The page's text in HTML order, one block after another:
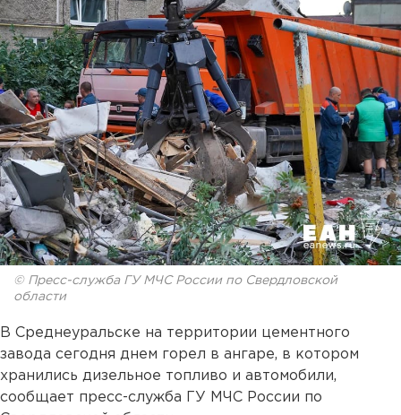
© Пресс-служба ГУ МЧС России по Свердловской
области
В Среднеуральске на территории цементного
завода сегодня днем горел в ангаре, в котором
хранились дизельное топливо и автомобили,
сообщает пресс-служба ГУ МЧС России по